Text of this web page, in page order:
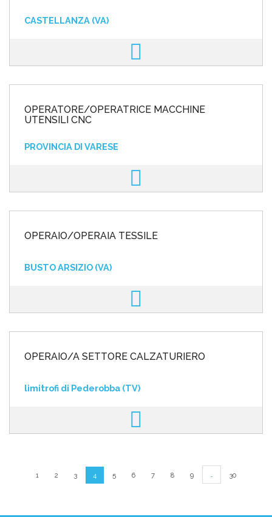
CASTELLANZA (VA)
OPERATORE/OPERATRICE MACCHINE
UTENSILI CNC
PROVINCIA DI VARESE
OPERAIO/OPERAIA TESSILE
BUSTO ARSIZIO (VA)
OPERAIO/A SETTORE CALZATURIERO
limitrofi di Pederobba (TV)
1 2 3 4 5 6 7 8 9 30